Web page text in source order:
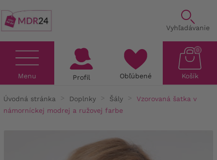
Vyhľadávanie
Menu Profil Obľúbené Košík
0
Úvodná stránka Doplnky Šály
Vzorovaná šatka v
námorníckej modrej a ružovej farbe